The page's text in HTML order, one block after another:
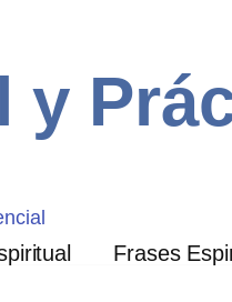
y
Frases